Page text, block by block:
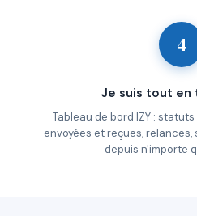
4
Je suis tout en
Tableau de bord IZY :
envoyées et reçues,
depuis n'importe